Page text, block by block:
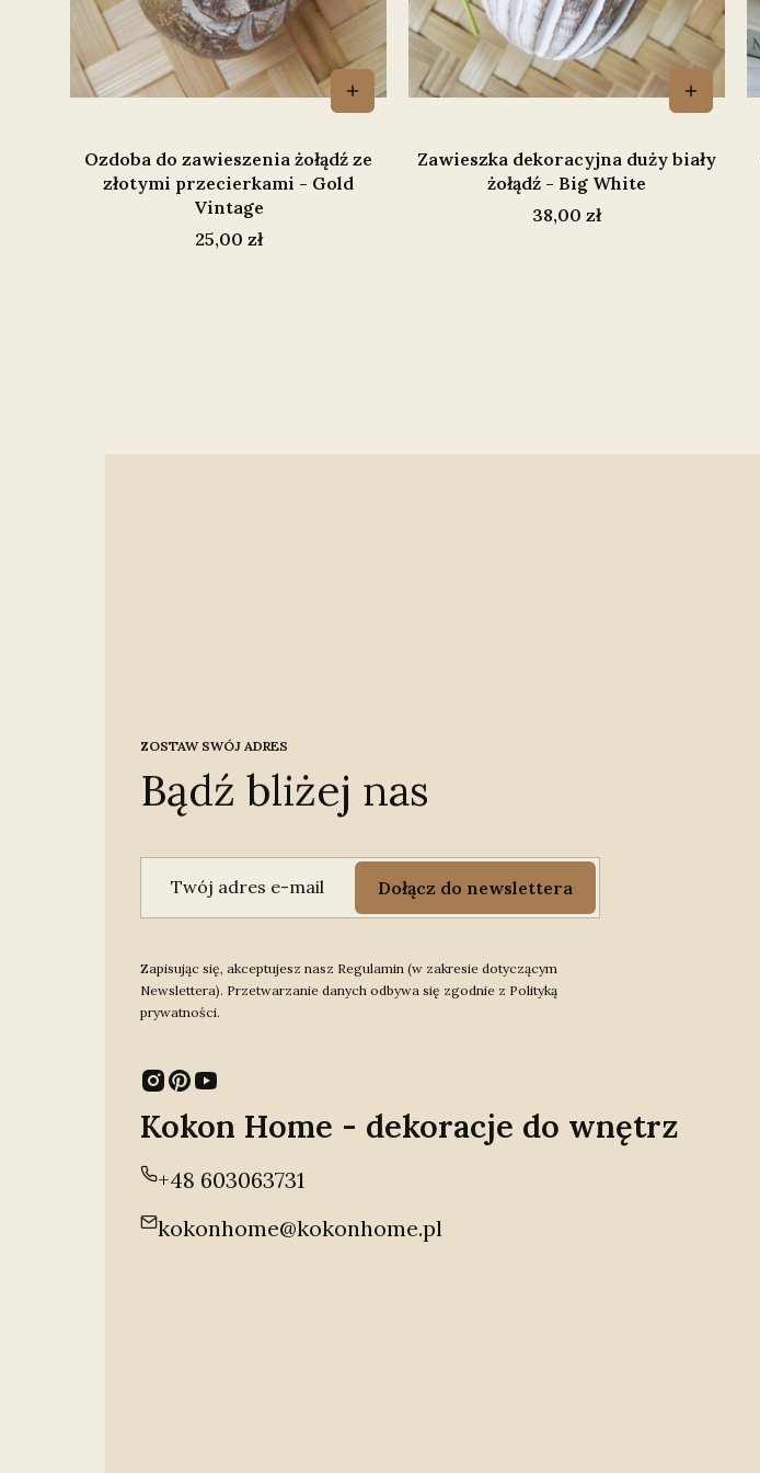
Ozdoba do zawieszenia żołądź ze
złotymi przecierkami - Gold
Vintage
Cena
25,00 zł
Zawieszka dekoracyjna duży biały
żołądź - Big White
Cena
38,00 zł
ZOSTAW SWÓJ ADRES
Bądź bliżej nas
Twój adres e-mail Dołącz do newslettera
Zapisując się, akceptujesz nasz Regulamin (w zakresie dotyczącym
Newslettera). Przetwarzanie danych odbywa się zgodnie z Polityką
prywatności.
Kokon Home - dekoracje do wnętrz
+48 603063731
kokonhome@kokonhome.pl